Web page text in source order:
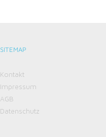
SITEMAP
Kontakt
Impressum
AGB
Datenschutz